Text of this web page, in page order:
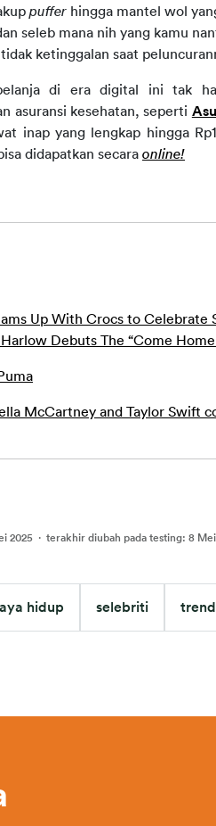
puffer hingga mantel wol
seleb mana nih yang kamu
ketinggalan saat
di era digital ini tak
asuransi kesehatan, seperti
inap yang lengkap hingga
didapatkan secara online!
Up With Crocs to Celebrate
Debuts The “Come
McCartney and Taylor Swift
2025 · terakhir diubah pada testing: 8
hidup selebriti